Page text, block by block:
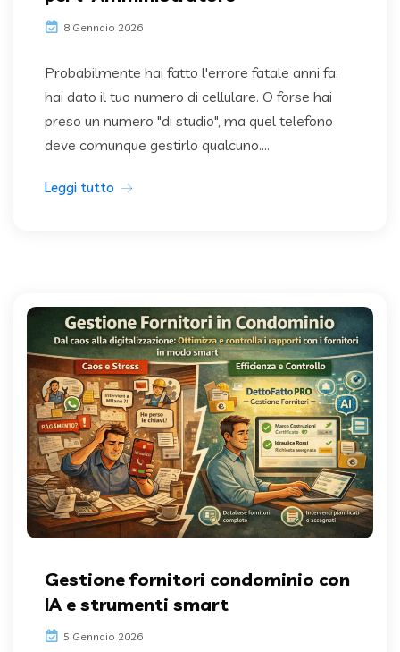
8 Gennaio 2026
Probabilmente hai fatto l'errore fatale anni fa:
hai dato il tuo numero di cellulare. O forse hai
preso un numero "di studio", ma quel telefono
deve comunque gestirlo qualcuno....
Leggi tutto
Gestione fornitori condominio con
IA e strumenti smart
5 Gennaio 2026